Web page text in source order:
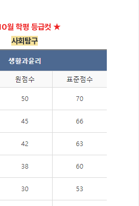
월 학평 등급컷 ★
사회탐구